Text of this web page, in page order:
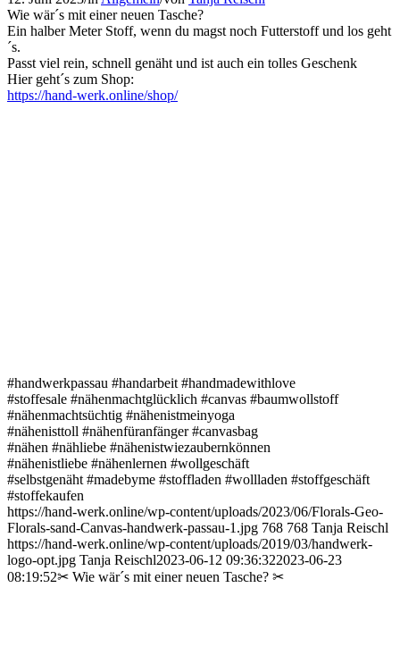
Wie wär´s mit einer neuen Tasche?
Ein halber Meter Stoff, wenn du magst noch Futterstoff und los geht
´s.
Passt viel rein, schnell genäht und ist auch ein tolles Geschenk
Hier geht´s zum Shop:
https://hand-werk.online/shop/
#handwerkpassau #handarbeit #handmadewithlove
#stoffesale #nähenmachtglücklich #canvas #baumwollstoff
#nähenmachtsüchtig #nähenistmeinyoga
#nähenisttoll #nähenfüranfänger #canvasbag
#nähen #nähliebe #nähenistwiezaubernkönnen
#nähenistliebe #nähenlernen #wollgeschäft
#selbstgenäht #madebyme #stoffladen #wollladen #stoffgeschäft
#stoffekaufen
https://hand-werk.online/wp-content/uploads/2023/06/Florals-Geo-
Florals-sand-Canvas-handwerk-passau-1.jpg 768 768 Tanja Reischl
https://hand-werk.online/wp-content/uploads/2019/03/handwerk-
logo-opt.jpg Tanja Reischl2023-06-12 09:36:322023-06-23
08:19:52✂ Wie wär´s mit einer neuen Tasche? ✂